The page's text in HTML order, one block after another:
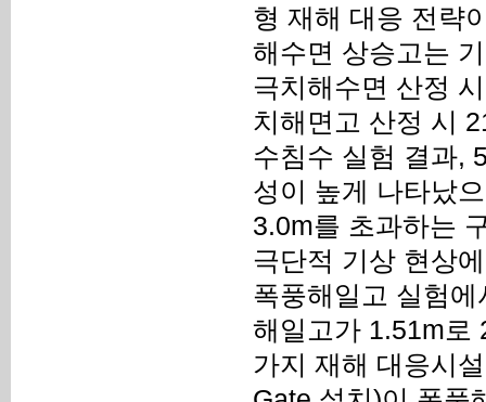
형 재해 대응 전략
해수면 상승고는
극치해수면 산정
치해면고 산정 시
수침수 실험 결과,
성이 높게 나타났
3.0m를 초과하는
극단적 기상 현상
폭풍해일고 실험
해일고가 1.51m로
가지 재해 대응시